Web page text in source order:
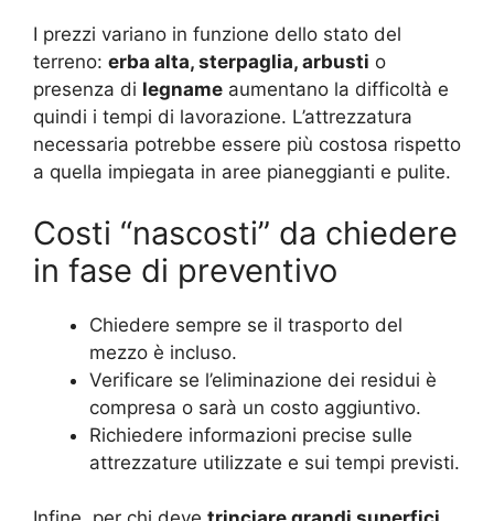
I prezzi variano in funzione dello stato del
terreno: erba alta, sterpaglia, arbusti o
presenza di legname aumentano la difficoltà e
quindi i tempi di lavorazione. L’attrezzatura
necessaria potrebbe essere più costosa rispetto
a quella impiegata in aree pianeggianti e pulite.
Costi “nascosti” da chiedere
in fase di preventivo
Chiedere sempre se il trasporto del
mezzo è incluso.
Verificare se l’eliminazione dei residui è
compresa o sarà un costo aggiuntivo.
Richiedere informazioni precise sulle
attrezzature utilizzate e sui tempi previsti.